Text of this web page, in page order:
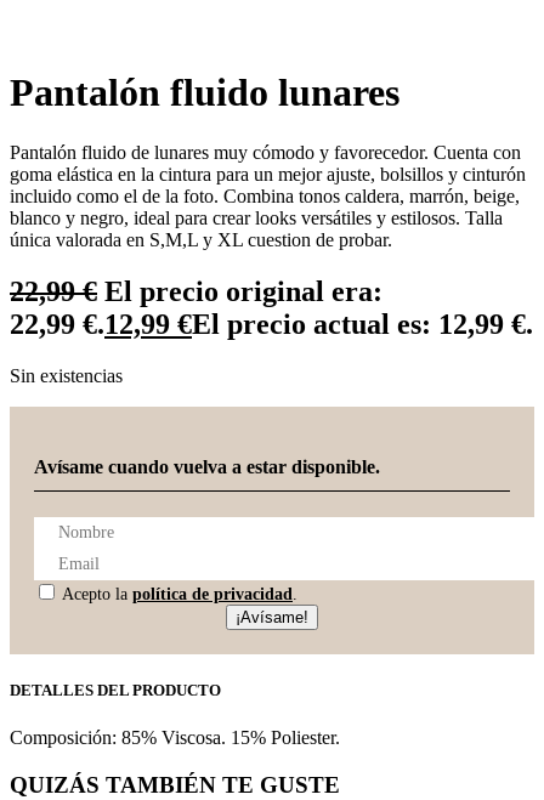
Pantalón fluido lunares
Pantalón fluido de lunares muy cómodo y favorecedor. Cuenta con
goma elástica en la cintura para un mejor ajuste, bolsillos y cinturón
incluido como el de la foto. Combina tonos caldera, marrón, beige,
blanco y negro, ideal para crear looks versátiles y estilosos. Talla
única valorada en S,M,L y XL cuestion de probar.
22,99€ El precio original era:
22,99 €.12,99 €El precio actual es: 12,99 €.
Sin existencias
Avísame cuando vuelva a estar disponible.
Acepto la política de privacidad.
¡Avísame!
DETALLES DEL PRODUCTO
Composición: 85% Viscosa. 15% Poliester.
QUIZÁS TAMBIÉN TE GUSTE